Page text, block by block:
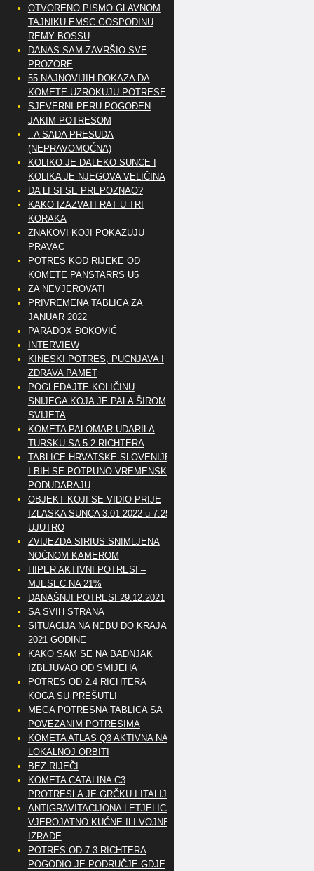
OTVORENO PISMO GLAVNOM
TAJNIKU EMSC GOSPODINU
REMY BOSSU
DANAS SAM ZAVRŠIO SVE
PROZORE
55 NAJNOVIJIH DOKAZA DA
KOMETE UZROKUJU POTRESE
SJEVERNI PERU POGOĐEN
JAKIM POTRESOM
..A SADA PRESUDA
(NEPRAVOMOĆNA)
KOLIKO JE DALEKO SUNCE I
KOLIKA JE NJEGOVA VELIČINA
DA LI SI SE PREPOZNAO?
KAKO IZAZVATI RAT U TRI
KORAKA
ZNAKOVI KOJI POKAZUJU
PRAVAC
POTRES KOD RIJEKE OD
KOMETE PANSTARRS U5
ZA NEVJEROVATI
PRIVREMENA TABLICA ZA
JANUAR 2022
PARADOX ĐOKOVIĆ
INTERVIEW
KINESKI POTRES, PUCNJAVA I
ZDRAVA PAMET
POGLEDAJTE KOLIČINU
SNIJEGA KOJA JE PALA ŠIROM
SVIJETA
KOMETA PALOMAR UDARILA
TURSKU SA 5.2 RICHTERA
TABLICE HRVATSKE SLOVENIJE
I BIH SE POTPUNO VREMENSKI
PODUDARAJU
OBJEKT KOJI SE VIDIO PRIJE
IZLASKA SUNCA 3.01.2022 u 7:25
UJUTRO
ZVIJEZDA SIRIUS SNIMLJENA
NOĆNOM KAMEROM
HIPER AKTIVNI POTRESI –
MJESEC NA 21%
DANAŠNJI POTRESI 29.12.2021
SA SVIH STRANA
SITUACIJA NA NEBU DO KRAJA
2021 GODINE
KAKO SAM SE NA BADNJAK
IZBLJUVAO OD SMIJEHA
POTRES OD 2.4 RICHTERA
KOGA SU PREŠUTLI
MEGA POTRESNA TABLICA SA
POVEZANIM POTRESIMA
KOMETA ATLAS Q3 AKTIVNA NA
LOKALNOJ ORBITI
BEZ RIJEČI
KOMETA CATALINA C3
PROTRESLA JE GRČKU I ITALIJU
ANTIGRAVITACIJONA LETJELICA
VJEROJATNO KUĆNE ILI VOJNE
IZRADE
POTRES OD 7.3 RICHTERA
POGODIO JE PODRUČJE GDJE